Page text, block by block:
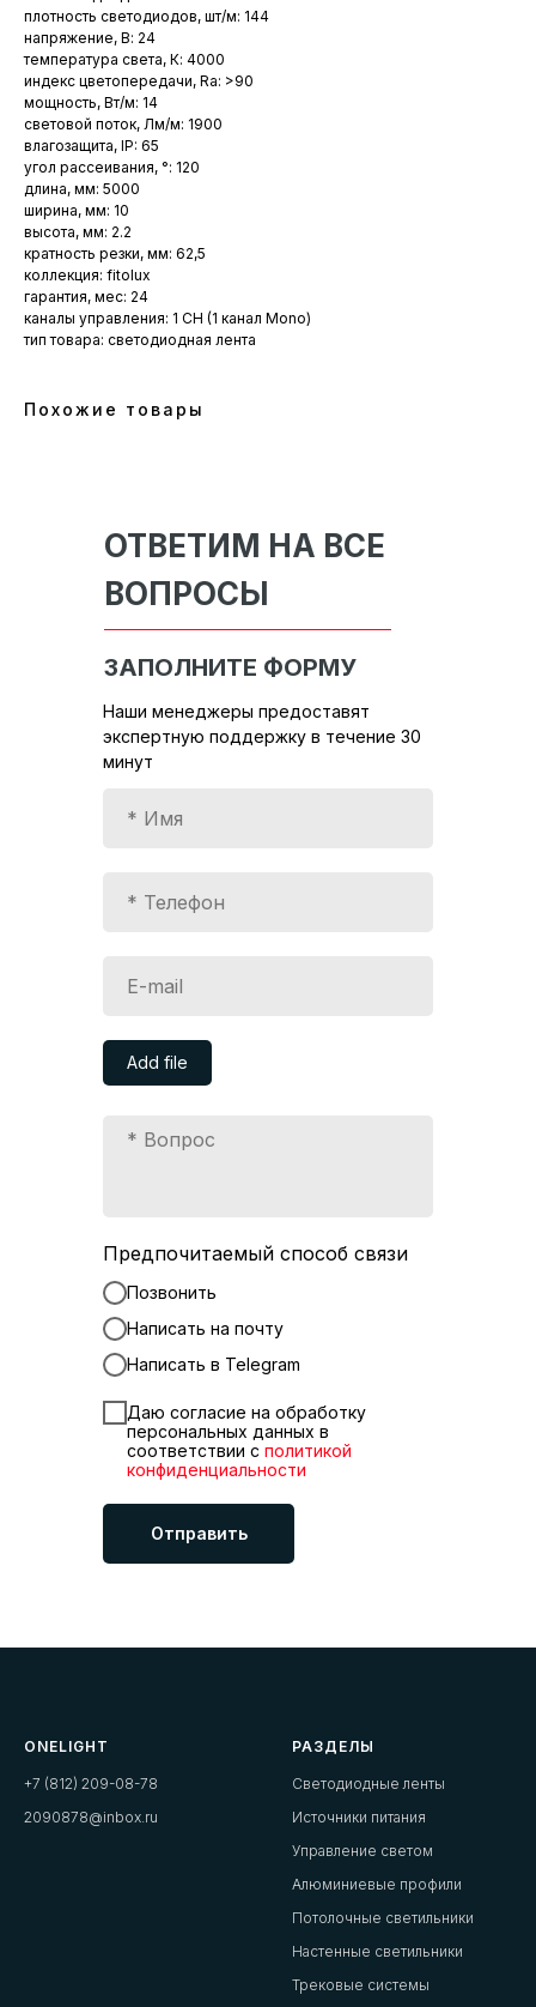
плотность светодиодов, шт/м: 144
напряжение, В: 24
температура света, К: 4000
индекс цветопередачи, Ra: >90
мощность, Вт/м: 14
световой поток, Лм/м: 1900
влагозащита, IP: 65
угол рассеивания, °: 120
длина, мм: 5000
ширина, мм: 10
высота, мм: 2.2
кратность резки, мм: 62,5
коллекция: fitolux
гарантия, мес: 24
каналы управления: 1 CH (1 канал Mono)
тип товара: светодиодная лента
Похожие товары
Add file
Предпочитаемый способ связи
Позвонить
Написать на почту
Написать в Telegram
Даю согласие на обработку
персональных данных в
соответствии с политикой
конфиденциальности
Отправить
ОТВЕТИМ НА ВСЕ
ВОПРОСЫ
Наши менеджеры предоставят
экспертную поддержку в течение 30
минут
ЗАПОЛНИТЕ ФОРМУ
ONELIGHT
+7 (812) 209-08-78
2090878@inbox.ru
РАЗДЕЛЫ
Светодиодные ленты
Источники питания
Управление светом
Алюминиевые профили
Потолочные светильники
Настенные светильники
Трековые системы